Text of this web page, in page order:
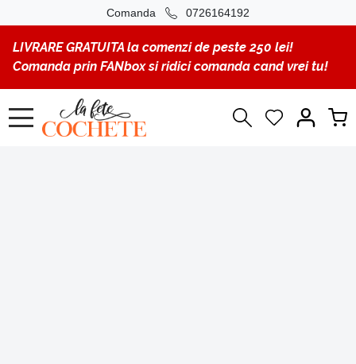
Comanda 0726164192
LIVRARE GRATUITA la comenzi de peste 250 lei!
Comanda prin FANbox si ridici comanda cand vrei tu!